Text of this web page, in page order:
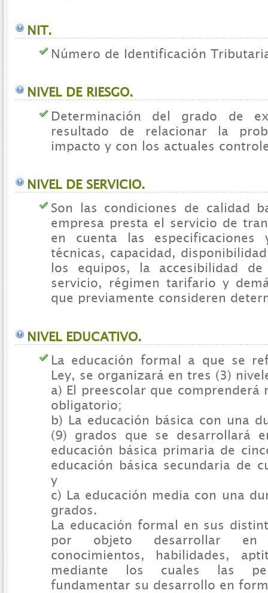
NIT.
Número de Identificación
NIVEL DE RIESGO.
Determinación del grado de
resultado de relacionar la
impacto y con los actuales
NIVEL DE SERVICIO.
Son las condiciones de calidad
empresa presta el servicio de
en cuenta las especificaciones
técnicas, capacidad,
los equipos, la accesibilidad
servicio, régimen tarifario y
que previamente consideren
NIVEL EDUCATIVO.
La educación formal a que se
Ley, se organizará en tres (3)
a) El preescolar que comprenderá
obligatorio;
b) La educación básica con una
(9) grados que se desarrollará
educación básica primaria de
educación básica secundaria de
y
c) La educación media con una
grados.
La educación formal en sus
por objeto desarrollar en
conocimientos, habilidades,
mediante los cuales las
fundamentar su desarrollo en